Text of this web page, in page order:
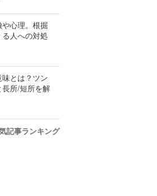
心理。根掘
る人への対処
味とは？ツン
所/短所を解
記事ランキング